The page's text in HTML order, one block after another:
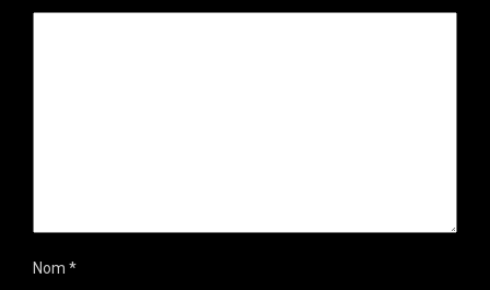
Nom *